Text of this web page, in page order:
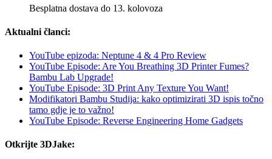
Besplatna dostava do 13. kolovoza
Aktualni članci:
YouTube epizoda: Neptune 4 & 4 Pro Review
YouTube Episode: Are You Breathing 3D Printer Fumes?
Bambu Lab Upgrade!
YouTube Episode: 3D Print Any Texture You Want!
Modifikatori Bambu Studija: kako optimizirati 3D ispis točno
tamo gdje je to važno!
YouTube Episode: Reverse Engineering Home Gadgets
Otkrijte 3DJake: